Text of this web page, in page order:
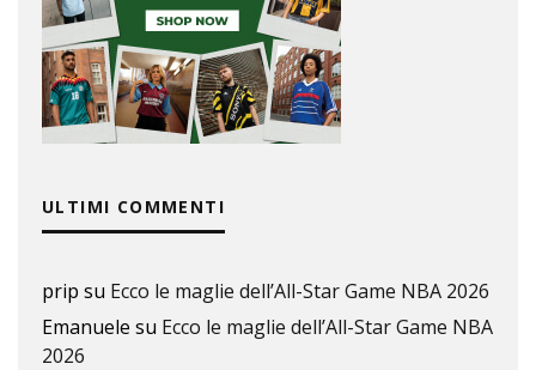
ULTIMI COMMENTI
prip su Ecco le maglie dell’All-Star Game NBA 2026
Emanuele su Ecco le maglie dell’All-Star Game NBA
2026